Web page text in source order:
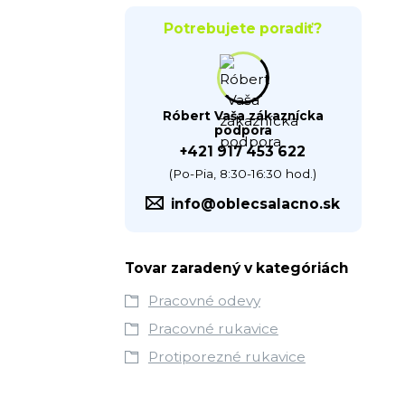
Potrebujete poradiť?
Róbert Vaša zákaznícka
podpora
+421 917 453 622
(Po-Pia, 8:30-16:30 hod.)
info@oblecsalacno.sk
Tovar zaradený v kategóriách
Pracovné odevy
Pracovné rukavice
Protiporezné rukavice